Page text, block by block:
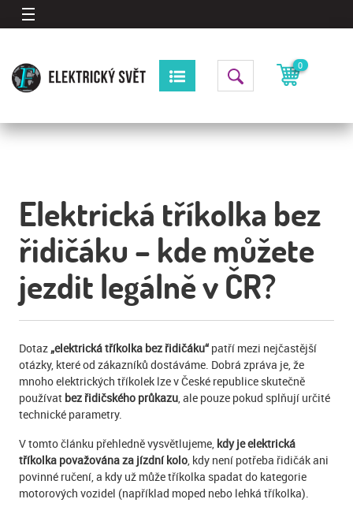
0
Elektrická tříkolka bez
řidičáku – kde můžete
jezdit legálně v ČR?
Dotaz „elektrická tříkolka bez řidičáku“ patří mezi nejčastější
otázky, které od zákazníků dostáváme. Dobrá zpráva je, že
mnoho elektrických tříkolek lze v České republice skutečně
používat bez řidičského průkazu, ale pouze pokud splňují určité
technické parametry.
V tomto článku přehledně vysvětlujeme, kdy je elektrická
tříkolka považována za jízdní kolo, kdy není potřeba řidičák ani
povinné ručení, a kdy už může tříkolka spadat do kategorie
motorových vozidel (například moped nebo lehká tříkolka).